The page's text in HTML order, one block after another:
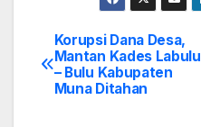
Post
navigation
Korupsi Dana Desa,
Mantan Kades Labulu
– Bulu Kabupaten
Muna Ditahan